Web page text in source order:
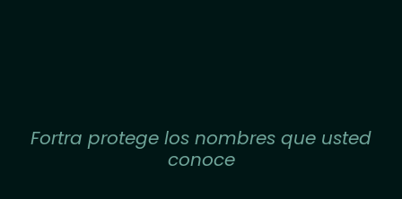
Fortra protege los nombres que usted
conoce